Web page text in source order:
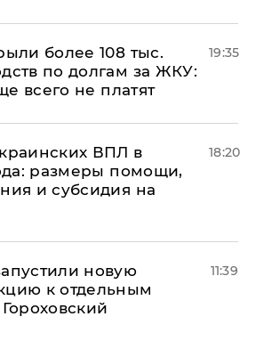
более 108 тыс.
по долгам за ЖКУ:
всего не платят
19:35
ВПЛ в
размеры помощи,
и субсидия на
18:20
новую
к отдельным
11:39